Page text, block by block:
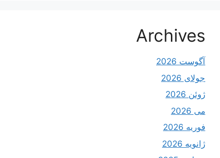
Archives
آگوست 2026
جولای 2026
ژوئن 2026
می 2026
فوریه 2026
ژانویه 2026